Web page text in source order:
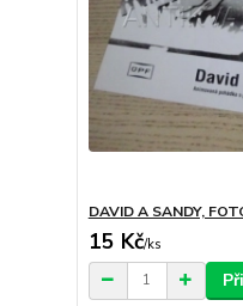
DAVID A SANDY,
15 Kč/ks